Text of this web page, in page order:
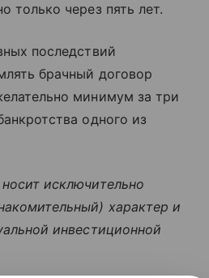
только через пять лет.
последствий
брачный договор
минимум за три
одного из
исключительно
характер и
инвестиционной